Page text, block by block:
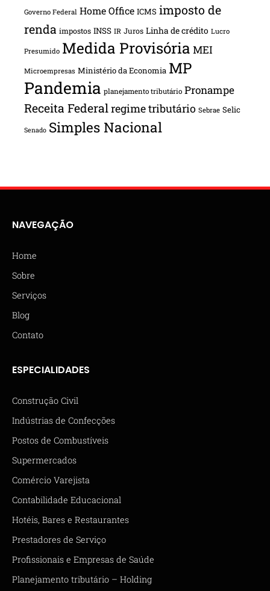
Governo Federal Home Office ICMS imposto de
renda impostos INSS IR Juros Linha de crédito Lucro
Presumido Medida Provisória MEI
Microempresas Ministério da Economia MP
Pandemia planejamento tributário Pronampe
Receita Federalregime tributário Sebrae Selic
Senado Simples Nacional
NAVEGAÇÃO
Home
Sobre
Serviços
Blog
Contato
ESPECIALIDADES
Construção Civil
Indústrias de Confecções
Postos de Combustíveis
Supermercados
Comércio Varejista
Contabilidade Educacional
Hotéis, Bares e Restaurantes
Prestadores de Serviço
Profissionais e Empresas de Saúde
Planejamento tributário – Holding